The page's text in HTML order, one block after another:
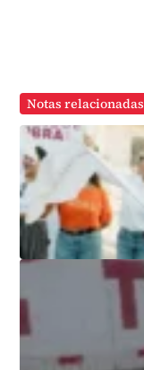
Notas relacionadas